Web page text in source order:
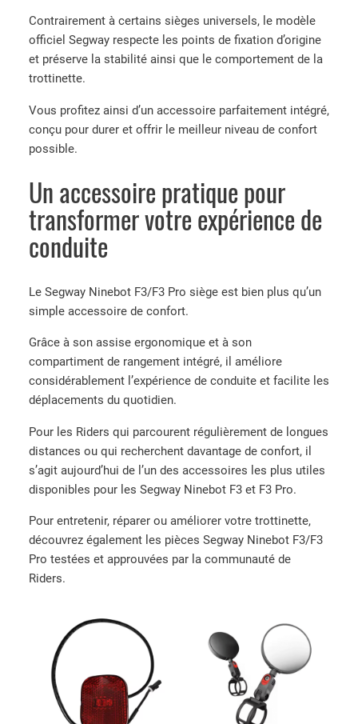
4
0
,
0
€
.
0
0
€
Contrairement à certains sièges universels, le modèle
officiel Segway respecte les points de fixation d’origine
et préserve la stabilité ainsi que le comportement de la
trottinette.
Vous profitez ainsi d’un accessoire parfaitement intégré,
conçu pour durer et offrir le meilleur niveau de confort
possible.
Un accessoire pratique pour
transformer votre expérience de
conduite
Le Segway Ninebot F3/F3 Pro siège est bien plus qu’un
simple accessoire de confort.
Grâce à son assise ergonomique et à son
compartiment de rangement intégré, il améliore
considérablement l’expérience de conduite et facilite les
déplacements du quotidien.
Pour les Riders qui parcourent régulièrement de longues
distances ou qui recherchent davantage de confort, il
s’agit aujourd’hui de l’un des accessoires les plus utiles
disponibles pour les Segway Ninebot F3 et F3 Pro.
Pour entretenir, réparer ou améliorer votre trottinette,
découvrez également les pièces Segway Ninebot F3/F3
Pro testées et approuvées par la communauté de
Riders.